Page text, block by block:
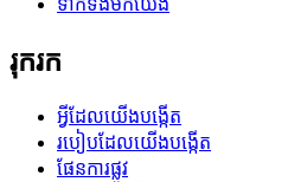
ទាក់ទងមកយើង
រុករក
អ្វីដែលយើងបង្កើត
របៀបដែលយើងបង្កើត
ផែនការផ្លូវ